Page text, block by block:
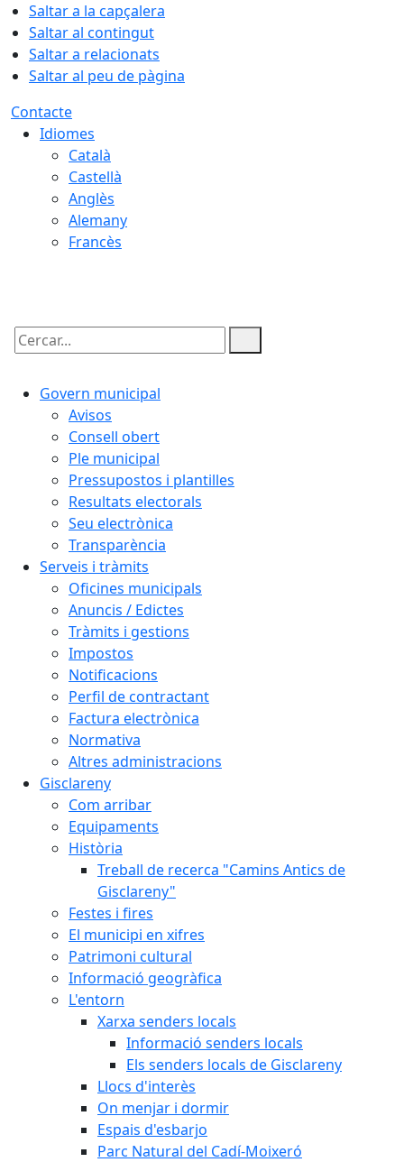
Saltar a la capçalera
Saltar al contingut
Saltar a relacionats
Saltar al peu de pàgina
Contacte
Idiomes
Català
Castellà
Anglès
Alemany
Francès
Cercar:
Govern municipal
Avisos
Consell obert
Ple municipal
Pressupostos i plantilles
Resultats electorals
Seu electrònica
Transparència
Serveis i tràmits
Oficines municipals
Anuncis / Edictes
Tràmits i gestions
Impostos
Notificacions
Perfil de contractant
Factura electrònica
Normativa
Altres administracions
Gisclareny
Com arribar
Equipaments
Història
Treball de recerca "Camins Antics de
Gisclareny"
Festes i fires
El municipi en xifres
Patrimoni cultural
Informació geogràfica
L'entorn
Xarxa senders locals
Informació senders locals
Els senders locals de Gisclareny
Llocs d'interès
On menjar i dormir
Espais d'esbarjo
Parc Natural del Cadí-Moixeró